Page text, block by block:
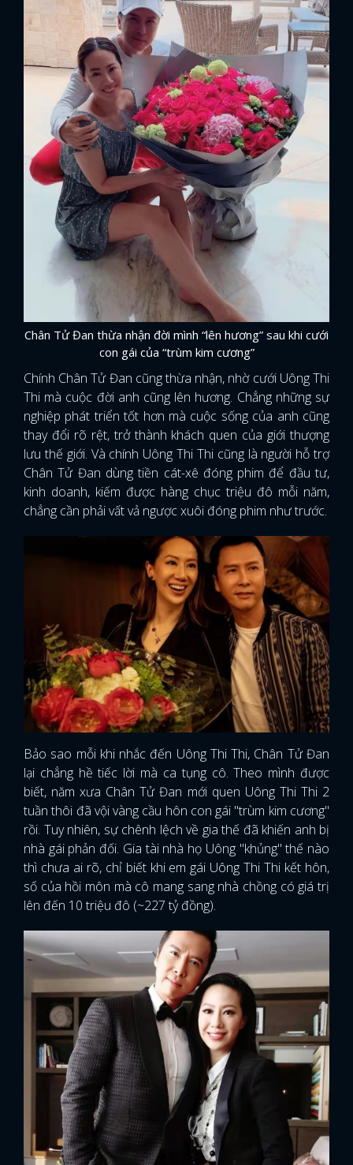
ĐĂNG NHẬP
Chân Tử Đan thừa nhận đời mình “lên hương” sau khi cưới
con gái của “trùm kim cương”
Chính Chân Tử Đan cũng thừa nhận, nhờ cưới Uông Thi
Thi mà cuộc đời anh cũng lên hương. Chẳng những sự
nghiệp phát triển tốt hơn mà cuộc sống của anh cũng
thay đổi rõ rệt, trở thành khách quen của giới thượng
lưu thế giới. Và chính Uông Thi Thi cũng là người hỗ trợ
Chân Tử Đan dùng tiền cát-xê đóng phim để đầu tư,
kinh doanh, kiếm được hàng chục triệu đô mỗi năm,
chẳng cần phải vất vả ngược xuôi đóng phim như trước.
Bảo sao mỗi khi nhắc đến Uông Thi Thi, Chân Tử Đan
lại chẳng hề tiếc lời mà ca tụng cô. Theo mình được
biết, năm xưa Chân Tử Đan mới quen Uông Thi Thi 2
tuần thôi đã vội vàng cầu hôn con gái "trùm kim cương"
rồi. Tuy nhiên, sự chênh lệch về gia thế đã khiến anh bị
nhà gái phản đối. Gia tài nhà họ Uông "khủng" thế nào
thì chưa ai rõ, chỉ biết khi em gái Uông Thi Thi kết hôn,
số của hồi môn mà cô mang sang nhà chồng có giá trị
lên đến 10 triệu đô (~227 tỷ đồng).